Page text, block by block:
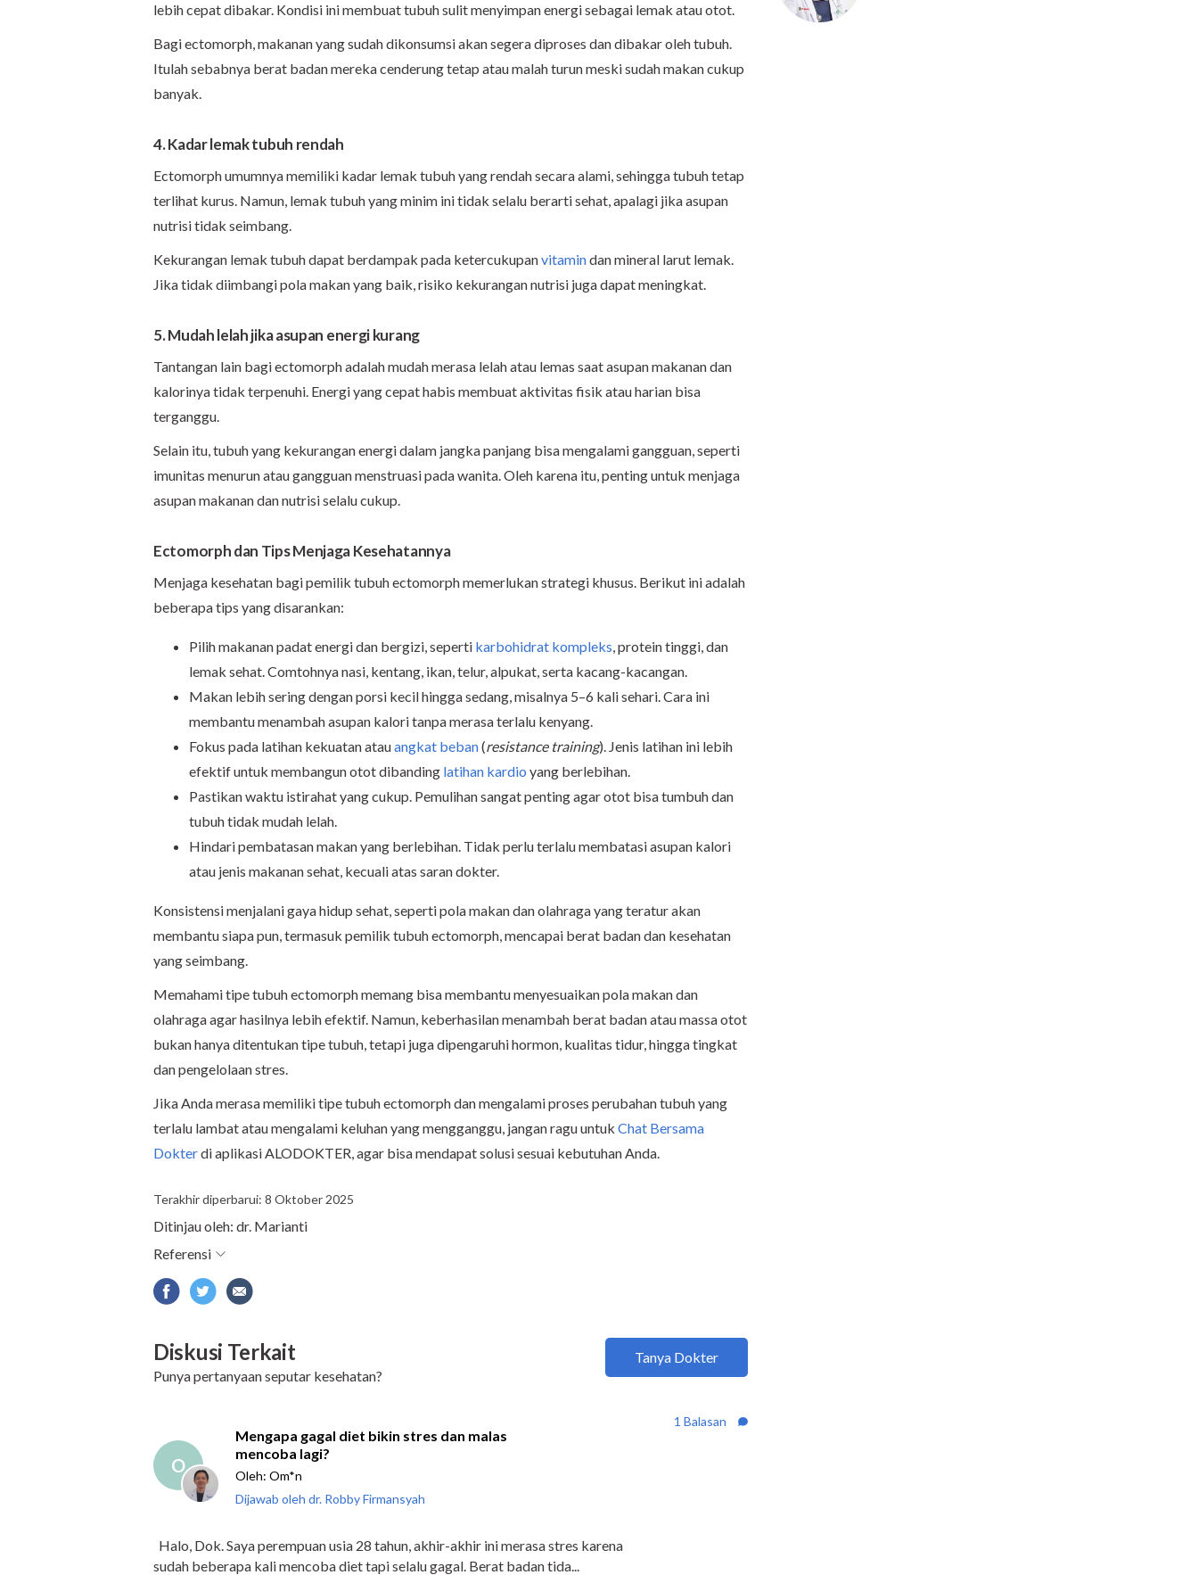
lebih cepat dibakar. Kondisi ini membuat tubuh sulit menyimpan energi sebagai lemak atau otot.
Bagi ectomorph, makanan yang sudah dikonsumsi akan segera diproses dan dibakar oleh tubuh.
Itulah sebabnya berat badan mereka cenderung tetap atau malah turun meski sudah makan cukup
banyak.
4. Kadar lemak tubuh rendah
Ectomorph umumnya memiliki kadar lemak tubuh yang rendah secara alami, sehingga tubuh tetap
terlihat kurus. Namun, lemak tubuh yang minim ini tidak selalu berarti sehat, apalagi jika asupan
nutrisi tidak seimbang.
Kekurangan lemak tubuh dapat berdampak pada ketercukupanvitamindan mineral larut lemak.
Jika tidak diimbangi pola makan yang baik, risiko kekurangan nutrisi juga dapat meningkat.
5. Mudah lelah jika asupan energi kurang
Tantangan lain bagi ectomorph adalah mudah merasa lelah atau lemas saat asupan makanan dan
kalorinya tidak terpenuhi. Energi yang cepat habis membuat aktivitas fisik atau harian bisa
terganggu.
Selain itu, tubuh yang kekurangan energi dalam jangka panjang bisa mengalami gangguan, seperti
imunitas menurun atau gangguan menstruasi pada wanita. Oleh karena itu, penting untuk menjaga
asupan makanan dan nutrisi selalu cukup.
Ectomorph dan Tips Menjaga Kesehatannya
Menjaga kesehatan bagi pemilik tubuh ectomorph memerlukan strategi khusus. Berikut ini adalah
beberapa tips yang disarankan:
Pilih makanan padat energi dan bergizi, seperti karbohidrat kompleks, protein tinggi, dan
lemak sehat. Comtohnya nasi, kentang, ikan, telur, alpukat, serta kacang-kacangan.
Makan lebih sering dengan porsi kecil hingga sedang, misalnya 5–6 kali sehari. Cara ini
membantu menambah asupan kalori tanpa merasa terlalu kenyang.
Fokus pada latihan kekuatan atauangkat beban(resistance training). Jenis latihan ini lebih
efektif untuk membangun otot dibanding latihan kardio yang berlebihan.
Pastikan waktu istirahat yang cukup. Pemulihan sangat penting agar otot bisa tumbuh dan
tubuh tidak mudah lelah.
Hindari pembatasan makan yang berlebihan. Tidak perlu terlalu membatasi asupan kalori
atau jenis makanan sehat, kecuali atas saran dokter.
Konsistensi menjalani gaya hidup sehat, seperti pola makan dan olahraga yang teratur akan
membantu siapa pun, termasuk pemilik tubuh ectomorph, mencapai berat badan dan kesehatan
yang seimbang.
Memahami tipe tubuh ectomorph memang bisa membantu menyesuaikan pola makan dan
olahraga agar hasilnya lebih efektif. Namun, keberhasilan menambah berat badan atau massa otot
bukan hanya ditentukan tipe tubuh, tetapi juga dipengaruhi hormon, kualitas tidur, hingga tingkat
dan pengelolaan stres.
Jika Anda merasa memiliki tipe tubuh ectomorph dan mengalami proses perubahan tubuh yang
terlalu lambat atau mengalami keluhan yang mengganggu, jangan ragu untuk Chat Bersama
Dokterdi aplikasi ALODOKTER, agar bisa mendapat solusi sesuai kebutuhan Anda.
Terakhir diperbarui: 8 Oktober 2025